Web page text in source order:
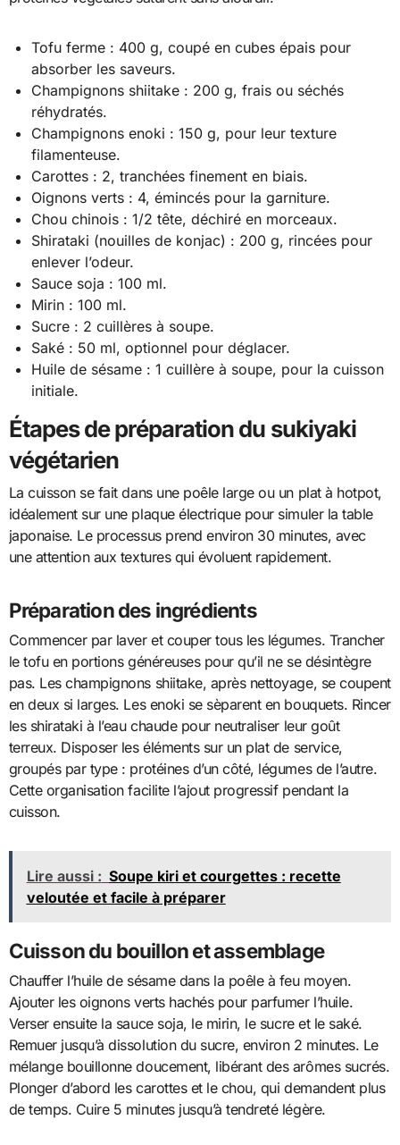
Tofu ferme : 400 g, coupé en cubes épais pour
absorber les saveurs.
Champignons shiitake : 200 g, frais ou séchés
réhydratés.
Champignons enoki : 150 g, pour leur texture
filamenteuse.
Carottes : 2, tranchées finement en biais.
Oignons verts : 4, émincés pour la garniture.
Chou chinois : 1/2 tête, déchiré en morceaux.
Shirataki (nouilles de konjac) : 200 g, rincées pour
enlever l’odeur.
Sauce soja : 100 ml.
Mirin : 100 ml.
Sucre : 2 cuillères à soupe.
Saké : 50 ml, optionnel pour déglacer.
Huile de sésame : 1 cuillère à soupe, pour la cuisson
initiale.
Étapes de préparation du sukiyaki
végétarien
La cuisson se fait dans une poêle large ou un plat à hotpot,
idéalement sur une plaque électrique pour simuler la table
japonaise. Le processus prend environ 30 minutes, avec
une attention aux textures qui évoluent rapidement.
Préparation des ingrédients
Commencer par laver et couper tous les légumes. Trancher
le tofu en portions généreuses pour qu’il ne se désintègre
pas. Les champignons shiitake, après nettoyage, se coupent
en deux si larges. Les enoki se sèparent en bouquets. Rincer
les shirataki à l’eau chaude pour neutraliser leur goût
terreux. Disposer les éléments sur un plat de service,
groupés par type : protéines d’un côté, légumes de l’autre.
Cette organisation facilite l’ajout progressif pendant la
cuisson.
Lire aussi : Soupe kiri et courgettes : recette
veloutée et facile à préparer
Cuisson du bouillon et assemblage
Chauffer l’huile de sésame dans la poêle à feu moyen.
Ajouter les oignons verts hachés pour parfumer l’huile.
Verser ensuite la sauce soja, le mirin, le sucre et le saké.
Remuer jusqu’à dissolution du sucre, environ 2 minutes. Le
mélange bouillonne doucement, libérant des arômes sucrés.
Plonger d’abord les carottes et le chou, qui demandent plus
de temps. Cuire 5 minutes jusqu’à tendreté légère.